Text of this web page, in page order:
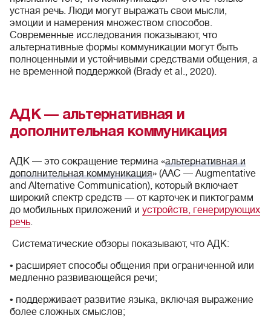
устная речь. Люди могут выражать свои мысли,
эмоции и намерения множеством способов.
Современные исследования показывают, что
альтернативные формы коммуникации могут быть
полноценными и устойчивыми средствами общения, а
не временной поддержкой (Brady et al., 2020).
АДК — альтернативная и
дополнительная коммуникация
АДК — это сокращение термина «альтернативная и
дополнительная коммуникация» (AAC — Augmentative
and Alternative Communication), который включает
широкий спектр средств — от карточек и пиктограмм
до мобильных приложений и устройств, генерирующих
речь.
Систематические обзоры показывают, что АДК:
• расширяет способы общения при ограниченной или
медленно развивающейся речи;
• поддерживает развитие языка, включая выражение
более сложных смыслов;